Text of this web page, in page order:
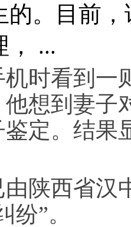
的。目前
， ...
时看到一
想到妻子
定。结果
由陕西省汉
纷”。